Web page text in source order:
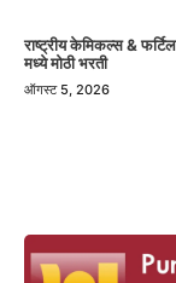
राष्ट्रीय केमिकल्स &
मध्ये मोठी भरती
ऑगस्ट 5, 2026